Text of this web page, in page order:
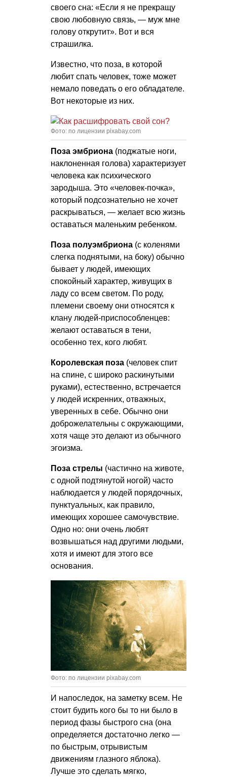
своего сна: «Если я не прекращу
свою любовную связь, — муж мне
голову открутит». Вот и вся
страшилка.
Известно, что поза, в которой
любит спать человек, тоже может
немало поведать о его обладателе.
Вот некоторые из них.
Фото: по лицензии pixabay.com
Поза эмбриона (поджатые ноги,
наклоненная голова) характеризует
человека как психического
зародыша. Это «человек-почка»,
который подсознательно не хочет
раскрываться, — желает всю жизнь
оставаться маленьким ребенком.
Поза полуэмбриона (с коленями
слегка поднятыми, на боку) обычно
бывает у людей, имеющих
спокойный характер, живущих в
ладу со всем светом. По роду,
племени своему они относятся к
клану людей-приспособленцев:
желают оставаться в тени,
особенно тех, кого любят.
Королевская поза (человек спит
на спине, с широко раскинутыми
руками), естественно, встречается
у людей искренних, отважных,
уверенных в себе. Обычно они
доброжелательны с окружающими,
хотя чаще это делают из обычного
эгоизма.
Поза стрелы (частично на животе,
с одной подтянутой ногой) часто
наблюдается у людей порядочных,
пунктуальных, как правило,
имеющих хорошее самочувствие.
Одно но: они очень любят
возвышаться над другими людьми,
хотя и имеют для этого все
основания.
Фото: по лицензии pixabay.com
И напоследок, на заметку всем. Не
стоит будить кого бы то ни было в
период фазы быстрого сна (она
определяется достаточно легко —
по быстрым, отрывистым
движениям глазного яблока).
Лучше это сделать мягко,